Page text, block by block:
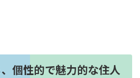
個性的で魅力的な住人